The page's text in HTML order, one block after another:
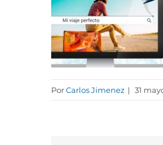
PorCarlos Jimenez | 31